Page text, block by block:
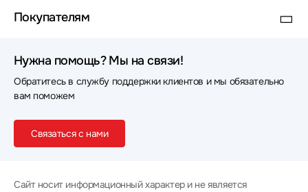
Покупателям
Нужна помощь? Мы на связи!
Обратитесь в службу поддержки клиентов и мы обязательно
вам поможем
Связаться с нами
Сайт носит информационный характер и не является